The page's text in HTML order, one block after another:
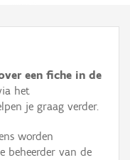
een fiche in de
het
je graag verder.
worden
beheerder van de